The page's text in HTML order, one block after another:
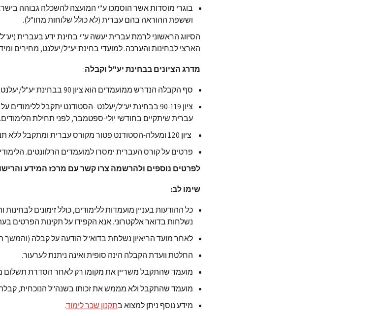
בוגרי מוסדות אשר הוסמכו ע"י המועצה להשכלה גבוהה
וששפת ההוראה בהם עברית (לא כולל שלוחות מחו"ל).
הסיווג הראשוני לרמת עברית יעשה ע"י בחינת ידע בעברית
הארצי לבחינות והערכה. למועדי בחינת יע"ל/יעלנט, מחירים
מדרג הציונים בבחינת יע"ל וקבלה:
סף הקבלה הנדרש ממועמדים הוא ציון 90 בבחינת יע"ל/יעלנט.
ציון 90-119 בבחינת יע"ל/יעלנט -הסטודנט יתקבל
עברית שיתקיים בחודשי יולי-ספטמבר, לפני תחילת הלימודים.
ציון 120 ומעלה-הסטודנט פטור מקורס עברית ומתקבל ללא תנאי ללימודים.
פרטים על קורס העברית ימסרו למועמדים הרלוונטים.
לפרטים נוספים ולהרשמה צרו קשר עם מרכז המידע והרישום בטלפון 1-
שימו לב:
כל ההודעות בעניין מועמדות ללימודים, כולל זימונים
נשלחות בדואר אלקטרוני. אנא הקפידו על תקינות הפרטים
לאחר מועד הריאיון נשלחת בדוא"ל הודעה על קבלה (והמשך
החלטת וועדת הקבלה הינה סופית ואינה ניתנת לערעור.
מועמד שהתקבל משריין את מקומו רק לאחר הסדרת תשלום
מועמד שהתקבל ולא מממש את זכותו בשנה"ל הנוכחית,
מידע נוסף ניתן למצוא בתקנון שכר לימוד.